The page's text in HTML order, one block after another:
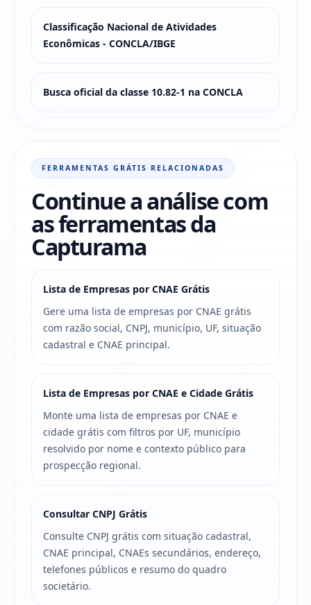
Classificação Nacional de Atividades
Econômicas - CONCLA/IBGE
Busca oficial da classe 10.82-1 na CONCLA
FERRAMENTAS GRÁTIS RELACIONADAS
Continue a análise com
as ferramentas da
Capturama
Lista de Empresas por CNAE Grátis
Gere uma lista de empresas por CNAE grátis
com razão social, CNPJ, município, UF, situação
cadastral e CNAE principal.
Lista de Empresas por CNAE e Cidade Grátis
Monte uma lista de empresas por CNAE e
cidade grátis com filtros por UF, município
resolvido por nome e contexto público para
prospecção regional.
Consultar CNPJ Grátis
Consulte CNPJ grátis com situação cadastral,
CNAE principal, CNAEs secundários, endereço,
telefones públicos e resumo do quadro
societário.